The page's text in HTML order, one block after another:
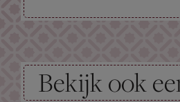
Bekijk ook